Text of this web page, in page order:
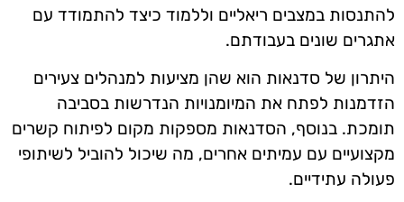
להתנסות במצבים ריאליים וללמוד כיצד להתמודד עם
אתגרים שונים בעבודתם.
היתרון של סדנאות הוא שהן מציעות למנהלים צעירים
הזדמנות לפתח את המיומנויות הנדרשות בסביבה
תומכת. בנוסף, הסדנאות מספקות מקום לפיתוח קשרים
מקצועיים עם עמיתים אחרים, מה שיכול להוביל לשיתופי
פעולה עתידיים.